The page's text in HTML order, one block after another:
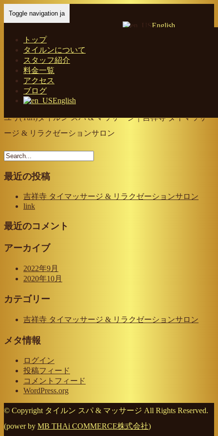
English
Toggle navigation ja
トップ
タイルンについて
スタッフ紹介
料金一覧
アクセス
ブログ
English
-ユリ(…
ユリ(Yuri)タイルン スパ & マッサージ｜吉祥寺 タイマッサ
ージ & リラクゼーションサロン
最近の投稿
吉祥寺 タイマッサージ & リラクゼーションサロン
link
最近のコメント
アーカイブ
2022年9月
2020年10月
カテゴリー
吉祥寺 タイマッサージ & リラクゼーションサロン
メタ情報
ログイン
投稿フィード
コメントフィード
WordPress.org
© Copyright タイルン スパ & マッサージ All Rights Reserved.
(power by MB THAi COMMERCE株式会社)